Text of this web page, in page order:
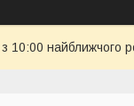
10:00 найближчого